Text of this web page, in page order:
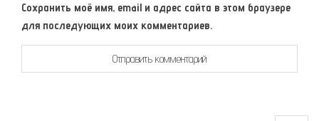
Сохранить моё имя, email и адрес сайта в этом браузере
для последующих моих комментариев.